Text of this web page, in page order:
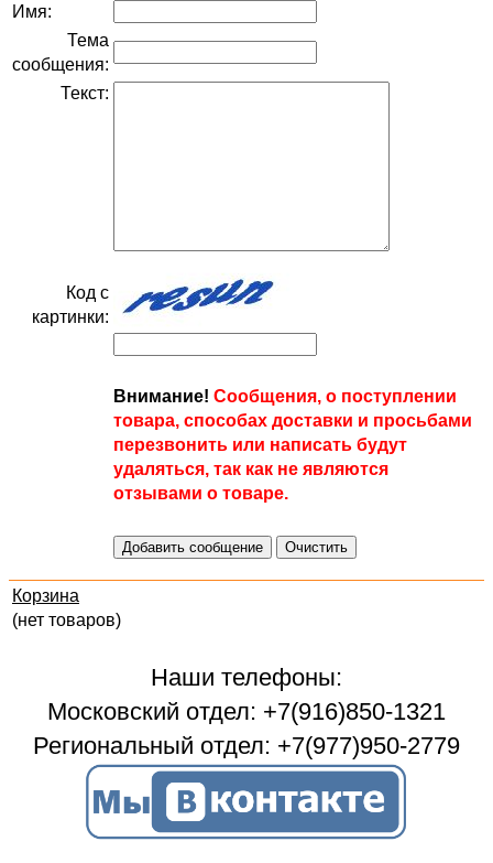
Имя:
Тема
сообщения:
Текст:
Код с
картинки:
Внимание! Сообщения, о поступлении
товара, способах доставки и просьбами
перезвонить или написать будут
удаляться, так как не являются
отзывами о товаре.
Корзина
(нет товаров)
Наши телефоны:
Московский отдел: +7(916)850-1321
Региональный отдел: +7(977)950-2779